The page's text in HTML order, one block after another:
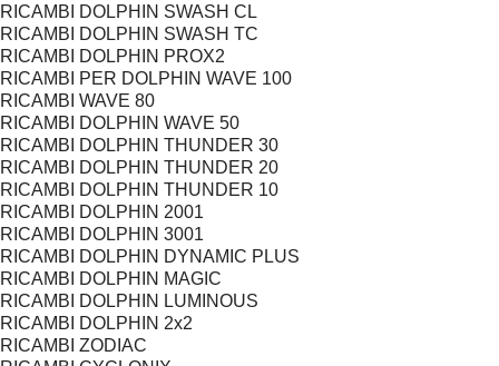
RICAMBI DOLPHIN SWASH CL
RICAMBI DOLPHIN SWASH TC
RICAMBI DOLPHIN PROX2
RICAMBI PER DOLPHIN WAVE 100
RICAMBI WAVE 80
RICAMBI DOLPHIN WAVE 50
RICAMBI DOLPHIN THUNDER 30
RICAMBI DOLPHIN THUNDER 20
RICAMBI DOLPHIN THUNDER 10
RICAMBI DOLPHIN 2001
RICAMBI DOLPHIN 3001
RICAMBI DOLPHIN DYNAMIC PLUS
RICAMBI DOLPHIN MAGIC
RICAMBI DOLPHIN LUMINOUS
RICAMBI DOLPHIN 2x2
RICAMBI ZODIAC